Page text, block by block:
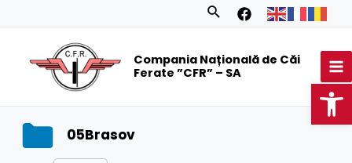
Search
Compania Națională de Căi
Ferate ”CFR” – SA
05Brasov